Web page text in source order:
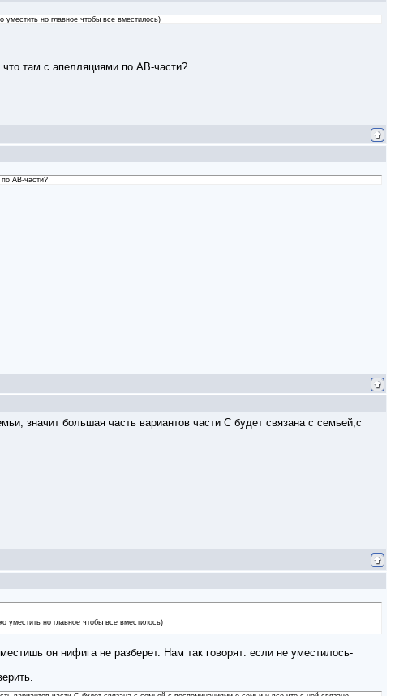
уместить но главное чтобы все вместилось)
что там с апелляциями по АВ-части?
по АВ-части?
значит большая часть вариантов части С будет связана с семьей,с
уместить но главное чтобы все вместилось)
он нифига не разберет. Нам так говорят: если не уместилось-